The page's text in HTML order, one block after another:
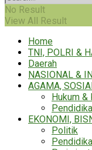
No Result
View All Result
Home
TNI, POLRI &
Daerah
NASIONAL &
AGAMA,
Hukum &
EKONOMI,
Politik